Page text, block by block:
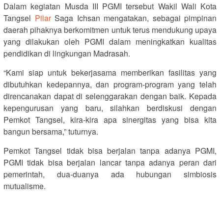
Dalam kegiatan Musda III PGMI tersebut Wakil Wali Kota
Tangsel PilarSaga Ichsan mengatakan, sebagai pimpinan
daerah pihaknya berkomitmen untuk terus mendukung upaya
yang dilakukan oleh PGMI dalam meningkatkan kualitas
pendidikan di lingkungan Madrasah.
“Kami siap untuk bekerjasama memberikan fasilitas yang
dibutuhkan kedepannya, dan program-program yang telah
direncanakan dapat di selenggarakan dengan baik. Kepada
kepengurusan yang baru, silahkan berdiskusi dengan
Pemkot Tangsel, kira-kira apa sinergitas yang bisa kita
bangun bersama,” tuturnya.
Pemkot Tangsel tidak bisa berjalan tanpa adanya PGMI,
PGMI tidak bisa berjalan lancar tanpa adanya peran dari
pemerintah, dua-duanya ada hubungan simbiosis
mutualisme.